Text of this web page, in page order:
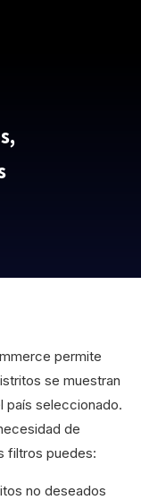
permite
se muestran
país seleccionado.
de
filtros puedes:
no deseados